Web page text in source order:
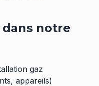
notre
gaz
appareils)